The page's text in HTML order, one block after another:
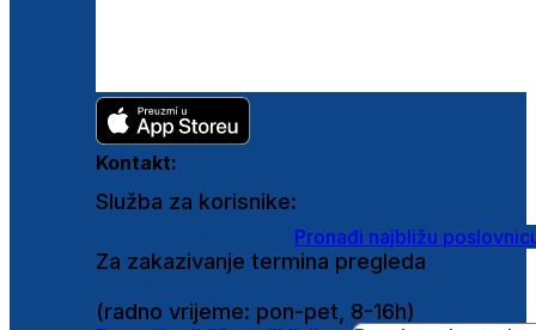
Kontakt:
Služba za korisnike:
Pronađi najbližu
Za zakazivanje termina pregleda
(radno vrijeme: pon-pet, 8-16h)